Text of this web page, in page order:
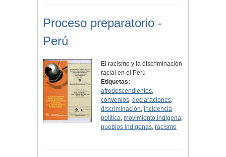
Proceso preparatorio -
Perú
El racismo y la discriminación
racial en el Perú
Etiquetas:
afrodescendientes,
convenios,declaraciones,
discriminación,incidencia
política,movimiento indígena,
pueblos indígenas,racismo